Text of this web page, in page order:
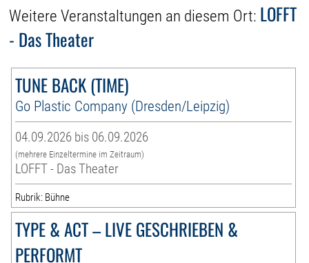
Weitere Veranstaltungen an diesem Ort: LOFFT
- Das Theater
TUNE BACK (TIME)
Go Plastic Company (Dresden/Leipzig)
04.09.2026 bis 06.09.2026
(mehrere Einzeltermine im Zeitraum)
LOFFT - Das Theater
Rubrik: Bühne
TYPE & ACT – LIVE GESCHRIEBEN &
PERFORMT